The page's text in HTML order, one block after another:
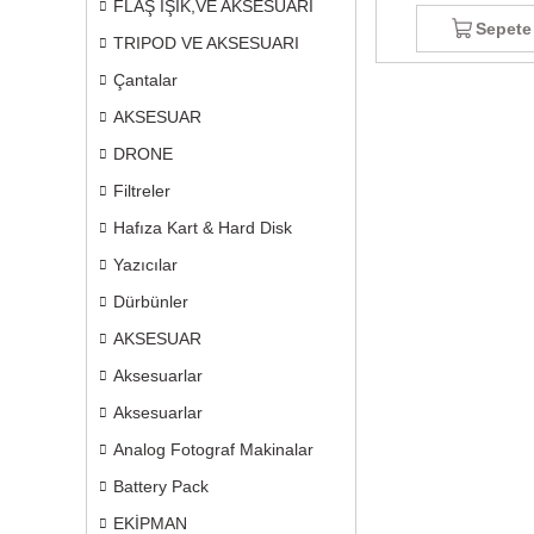
FLAŞ IŞIK,VE AKSESUARI
TRIPOD VE AKSESUARI
Çantalar
AKSESUAR
DRONE
Filtreler
Hafıza Kart & Hard Disk
Yazıcılar
Dürbünler
AKSESUAR
Aksesuarlar
Aksesuarlar
Analog Fotograf Makinalar
Battery Pack
EKİPMAN